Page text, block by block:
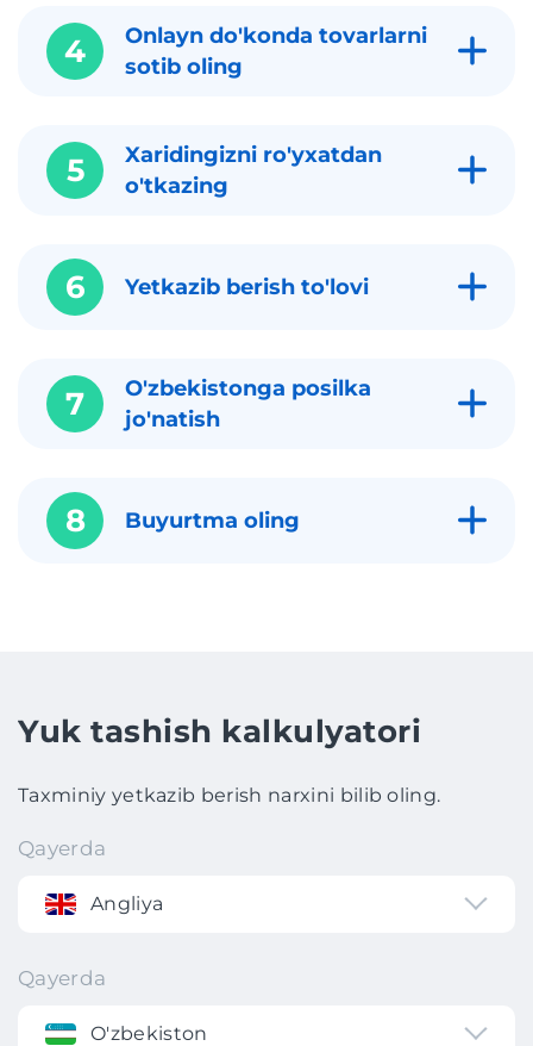
4
Onlayn do'konda tovarlarni
sotib oling
5
Xaridingizni ro'yxatdan
o'tkazing
6 Yetkazib berish to'lovi
7
O'zbekistonga posilka
jo'natish
8 Buyurtma oling
Yuk tashish kalkulyatori
Taxminiy yetkazib berish narxini bilib oling.
Qayerda
Angliya
Qayerda
O'zbekiston